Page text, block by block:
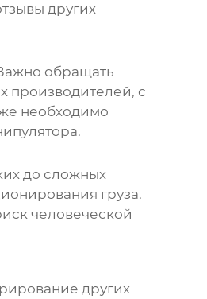
других
обращать
производителей, с
необходимо
до сложных
груза.
человеческой
других